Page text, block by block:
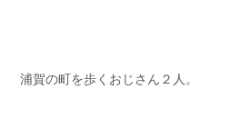
浦賀の町を歩くおじさん２人。